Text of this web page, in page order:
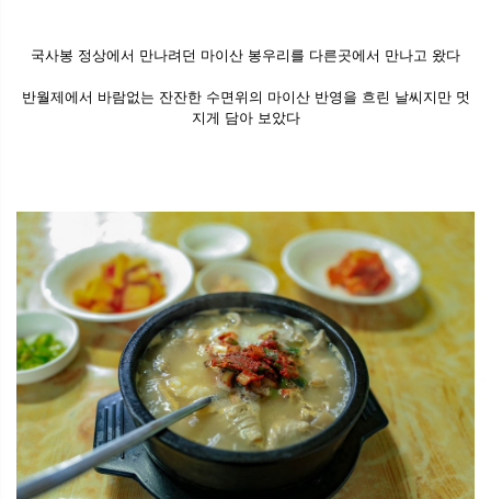
국사봉 정상에서 만나려던 마이산 봉우리를 다른곳에서 만나고 왔다
반월제에서 바람없는 잔잔한 수면위의 마이산 반영을 흐린 날씨지만 멋
지게 담아 보았다